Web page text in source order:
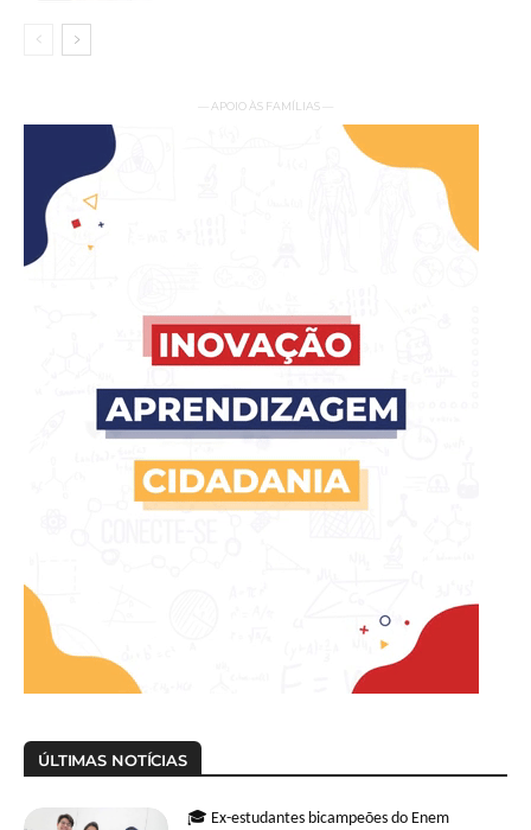
— APOIO ÀS FAMÍLIAS —
ÚLTIMAS NOTÍCIAS
🎓 Ex-estudantes bicampeões do Enem